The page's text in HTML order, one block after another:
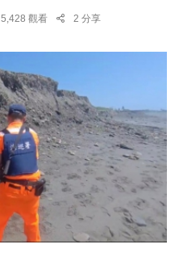
5,428 觀看 2 分享